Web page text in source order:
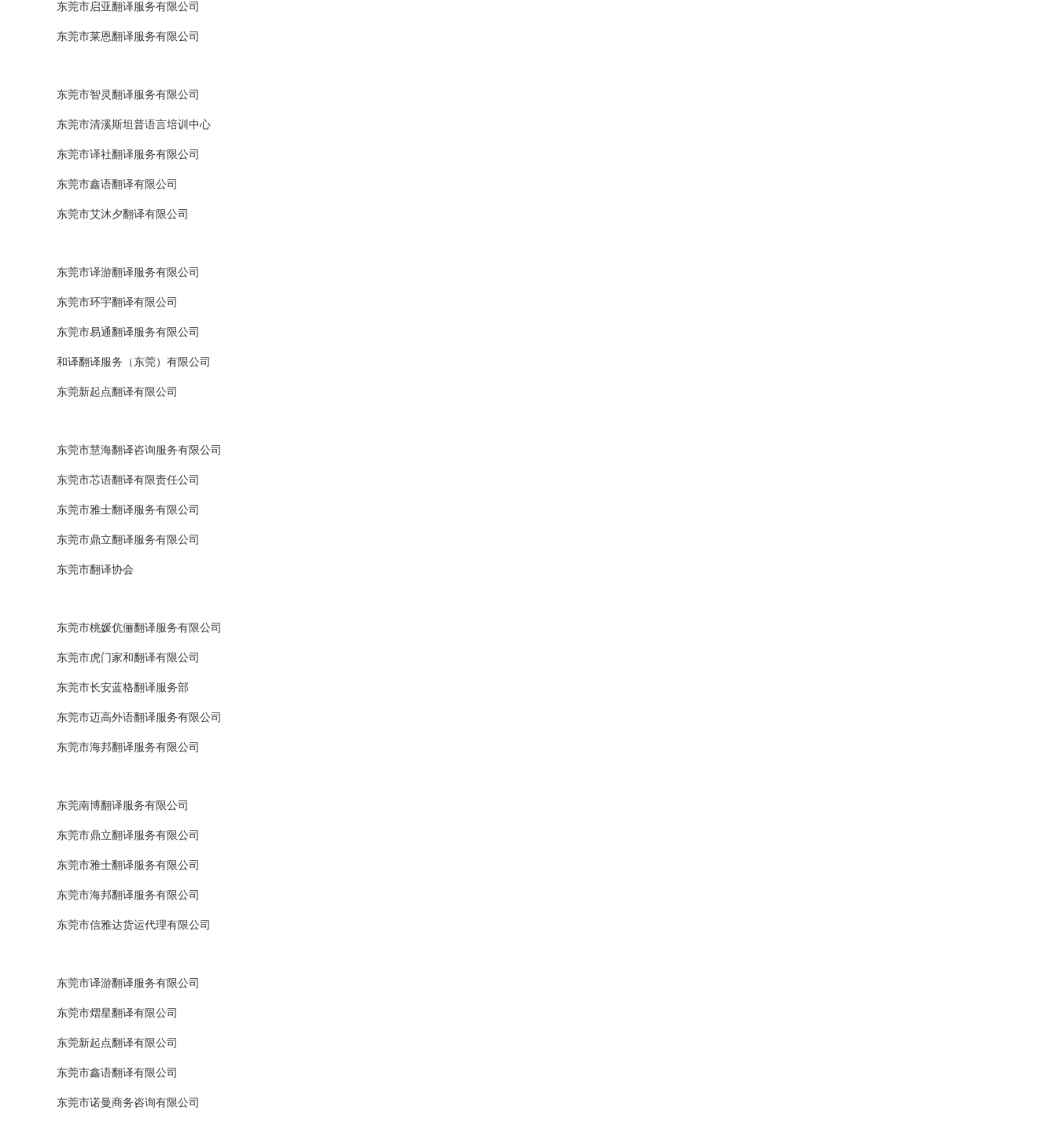
东莞市启亚翻译服务有限公司
东莞市莱恩翻译服务有限公司
东莞市智灵翻译服务有限公司
东莞市清溪斯坦普语言培训中心
东莞市译社翻译服务有限公司
东莞市鑫语翻译有限公司
东莞市艾沐夕翻译有限公司
东莞市译游翻译服务有限公司
东莞市环宇翻译有限公司
东莞市易通翻译服务有限公司
和译翻译服务（东莞）有限公司
东莞新起点翻译有限公司
东莞市慧海翻译咨询服务有限公司
东莞市芯语翻译有限责任公司
东莞市雅士翻译服务有限公司
东莞市鼎立翻译服务有限公司
东莞市翻译协会
东莞市桃媛伉俪翻译服务有限公司
东莞市虎门家和翻译有限公司
东莞市长安蓝格翻译服务部
东莞市迈高外语翻译服务有限公司
东莞市海邦翻译服务有限公司
东莞南博翻译服务有限公司
东莞市鼎立翻译服务有限公司
东莞市雅士翻译服务有限公司
东莞市海邦翻译服务有限公司
东莞市信雅达货运代理有限公司
东莞市译游翻译服务有限公司
东莞市熠星翻译有限公司
东莞新起点翻译有限公司
东莞市鑫语翻译有限公司
东莞市诺曼商务咨询有限公司